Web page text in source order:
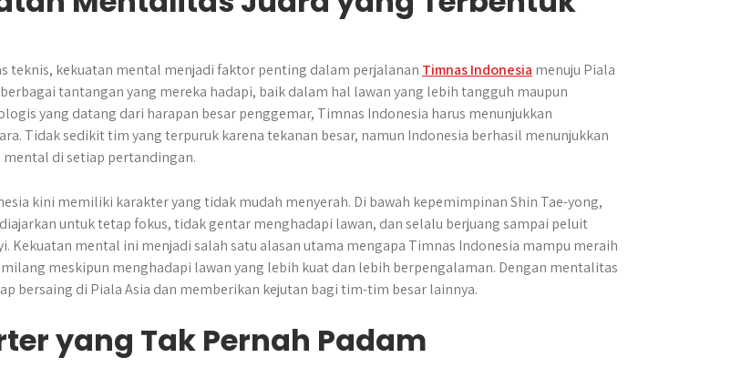
teknis, kekuatan mental menjadi faktor penting dalam perjalanan Timnas Indonesia menuju Piala
berbagai tantangan yang mereka hadapi, baik dalam hal lawan yang lebih tangguh maupun
yang datang dari harapan besar penggemar, Timnas Indonesia harus menunjukkan
Tidak sedikit tim yang terpuruk karena tekanan besar, namun Indonesia berhasil menunjukkan
di setiap pertandingan.
kini memiliki karakter yang tidak mudah menyerah. Di bawah kepemimpinan Shin Tae-yong,
untuk tetap fokus, tidak gentar menghadapi lawan, dan selalu berjuang sampai peluit
Kekuatan mental ini menjadi salah satu alasan utama mengapa Timnas Indonesia mampu meraih
meskipun menghadapi lawan yang lebih kuat dan lebih berpengalaman. Dengan mentalitas
bersaing di Piala Asia dan memberikan kejutan bagi tim-tim besar lainnya.
yang Tak Pernah Padam